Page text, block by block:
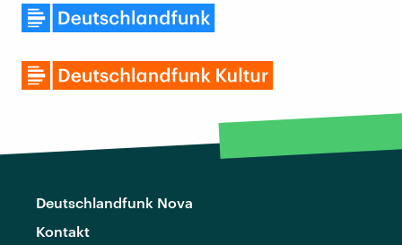
Deutschlandfunk Nova
Kontakt